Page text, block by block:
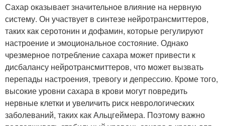
Сахар оказывает значительное влияние на нервную
систему. Он участвует в синтезе нейротрансмиттеров,
таких как серотонин и дофамин, которые регулируют
настроение и эмоциональное состояние. Однако
чрезмерное потребление сахара может привести к
дисбалансу нейротрансмиттеров, что может вызвать
перепады настроения, тревогу и депрессию. Кроме того,
высокие уровни сахара в крови могут повредить
нервные клетки и увеличить риск неврологических
заболеваний, таких как Альцгеймера. Поэтому важно